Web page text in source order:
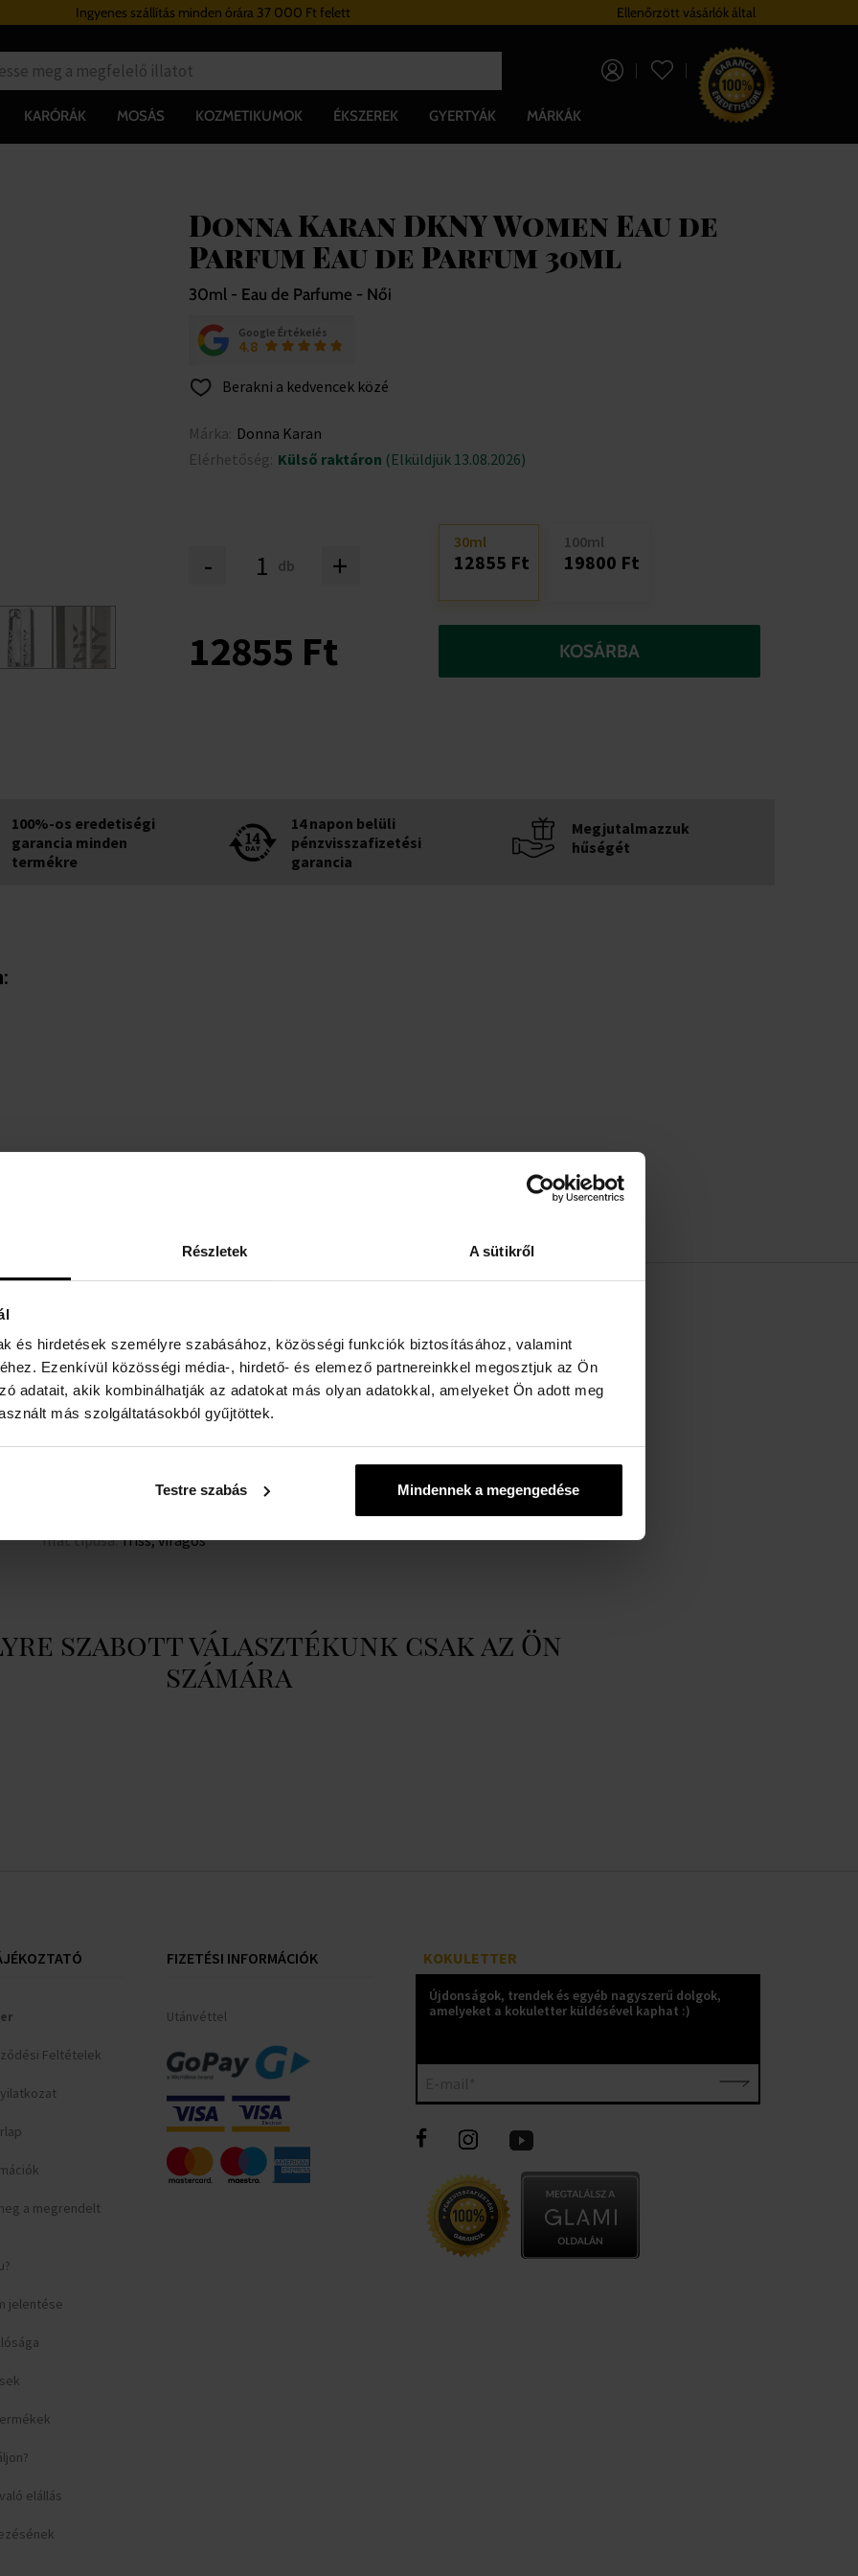
Részletek A sütikről
és hirdetések személyre szabásához, közösségi funkciók biztosításához, valamint
Ezenkívül közösségi média-, hirdető- és elemező partnereinkkel megosztjuk az Ön
adatait, akik kombinálhatják az adatokat más olyan adatokkal, amelyeket Ön adott meg
más szolgáltatásokból gyűjtöttek.
Testre szabás Mindennek a megengedése
Ingyenes szállítás minden órára 37 000 Ft felett Ellenőrzött vásárlók által
0 Ft
KARÓRÁK MOSÁS KOZMETIKUMOK ÉKSZEREK GYERTYÁK MÁRKÁK
Donna Karan DKNY Women Eau de
Parfum Eau de Parfum 30ml
30ml - Eau de Parfume - Női
Google Értékelés
4.8
Berakni a kedvencek közé
Márka: Donna Karan
Elérhetőség: Külső raktáron (Elküldjük 13.08.2026)
- db +
30ml
12855 Ft
100ml
19800 Ft
12855 Ft KOSÁRBA
100%-os eredetiségi
garancia minden
termékre
14 napon belüli
pénzvisszafizetési
garancia
Megjutalmazzuk
hűségét
:
Nem: női
Márka: Donna Karan
Illatkomponens - fej:
paradicsomlevél, vodka,
Citrusfélék, ibolya
Illatkomponens - alap:
nyír-, faipari
Illat típusa: friss, virágos
InterParfums Inc.
www.donnakaran.com
szabott választékunk csak az Ön
számára
Feltételek
a megrendelt
jelentése
elállás
FIZETÉSI INFORMÁCIÓK
Utánvéttel
KOKULETTER
Újdonságok, trendek és egyéb nagyszerű dolgok,
amelyeket a kokuletter küldésével kaphat :)